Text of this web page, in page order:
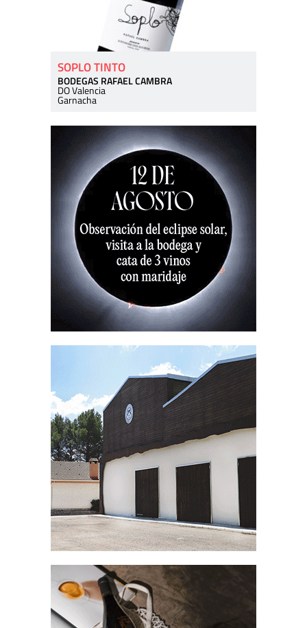
SOPLO TINTO
BODEGAS RAFAEL CAMBRA
DO Valencia
Garnacha